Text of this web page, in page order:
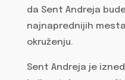
da Sent Andreja
najnaprednijih
okruženju.
Sent Andreja je